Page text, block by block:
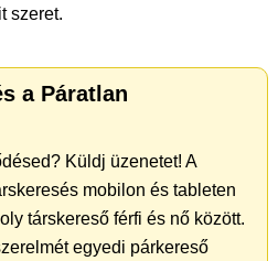
szeret.
a Páratlan
Küldj üzenetet! A
mobilon és tableten
társkereső férfi és nő között.
egyedi párkereső